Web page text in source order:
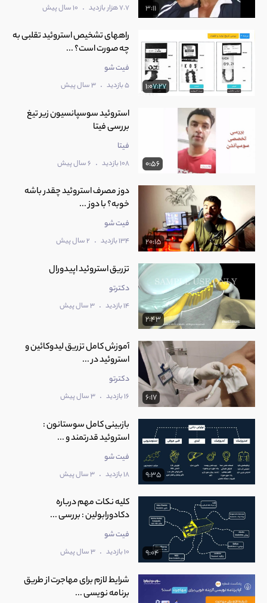
3:11 7.7 هزار بازدید . 10 سال پیش
1:07:27
راههای تشخیص استروئید تقلبی به
چه صورت است؟ ...
فیت شو
5 بازدید . 3 سال پیش
0:56
استروئید سوسپانسیون زیر تیغ
بررسی فیتا
فیتا
108 بازدید . 6 سال پیش
20:15
دوز مصرف استروئید چقدر باشه
خوبه؟ با دوز ...
فیت شو
134 بازدید . 2 سال پیش
2:43
تزریق استروئید اپیدورال
دکترتو
14 بازدید . 3 سال پیش
6:17
آموزش کامل تزریق لیدوکائین و
استروئید در ...
دکترتو
16 بازدید . 3 سال پیش
9:35
بازبینی کامل سوستانون :
استروئید قدرتمند و ...
فیت شو
18 بازدید . 3 سال پیش
9:04
کلیه نکات مهم درباره
دکادورابولین : بررسی ...
فیت شو
10 بازدید . 3 سال پیش
شرایط لازم برای مهاجرت از طریق
برنامه نویسی ...